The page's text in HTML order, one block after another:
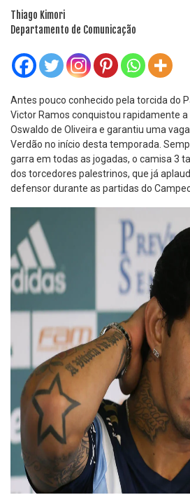
Thiago Kimori
Departamento de Comunicação
Antes pouco conhecido pela torcida do
Victor Ramos conquistou rapidamente
Oswaldo de Oliveira e garantiu uma
Verdão no início desta temporada.
garra em todas as jogadas, o camisa 3
dos torcedores palestrinos, que já
defensor durante as partidas do